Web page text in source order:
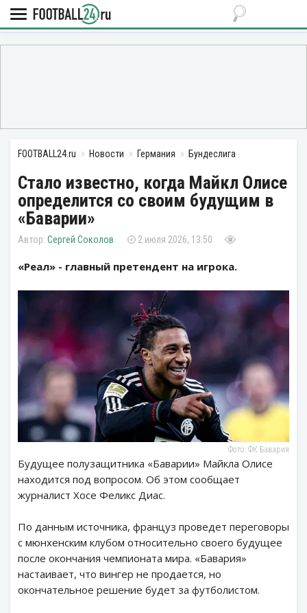
FOOTBALL24.ru Новости Германия Бундеслига
Стало известно, когда Майкл Олисе
определится со своим будущим в
«Баварии»
Сергей Соколов 2 июля 2026, 13:50
«Реал» - главный претендент на игрока.
Фото: ФК Бавария
Будущее полузащитника «Баварии» Майкла Олисе
находится под вопросом. Об этом сообщает
журналист Хосе Феликс Диас.
По данным источника, француз проведет переговоры
с мюнхенским клубом относительно своего будущее
после окончания чемпионата мира. «Бавария»
настаивает, что вингер не продается, но
окончательное решение будет за футболистом.